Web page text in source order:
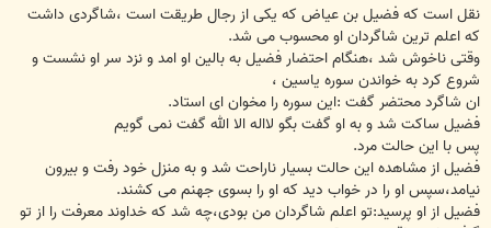
ت
نقل است که فضیل بن عیاض که یکی از رجال طریقت است ،شاگردی داشت
که اعلم ترین شاگردان او محسوب می شد.
وقتی ناخوش شد ،هنگام احتضار فضیل به بالین او امد و نزد سر او نشست و
شروع کرد به خواندن سوره یاسین ،
ان شاگرد محتضر گفت :این سوره را مخوان ای استاد.
فضیل ساکت شد و به او گفت بگو لااله الا الله گفت نمی گویم
پس با این حالت مرد.
فضیل از مشاهده این حالت بسیار ناراحت شد و به منزل خود رفت و بیرون
نیامد،سپس او را در خواب دید که او را بسوی جهنم می کشند.
فضیل از او پرسید:تو اعلم شاگردان من بودی،چه شد که خداوند معرفت را از تو